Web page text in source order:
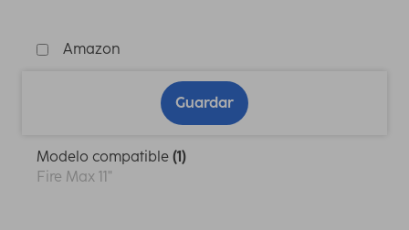
Amazon
Guardar
Modelo compatible (1)
Fire Max 11"